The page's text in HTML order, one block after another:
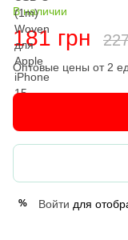
В наличии
181 грн
Оптовые цены от 2
% Войти для